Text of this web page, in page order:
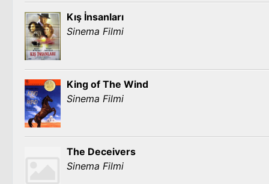
Kış İnsanları
Sinema Filmi
King of The Wind
Sinema Filmi
The Deceivers
Sinema Filmi